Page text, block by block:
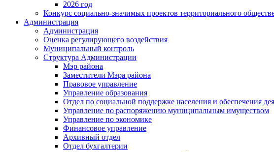
2026 год
Конкурс социально-значимых проектов территориального
Администрация
Администрация
Оценка регулирующего воздействия
Муниципальный контроль
Структура Администрации
Мэр района
Заместители Мэра района
Правовое управление
Управление образования
Отдел по социальной поддержке населения и обеспечения
Управление по распоряжению муниципальным имуществом
Управление по экономике
Финансовое управление
Архивный отдел
Отдел бухгалтерии